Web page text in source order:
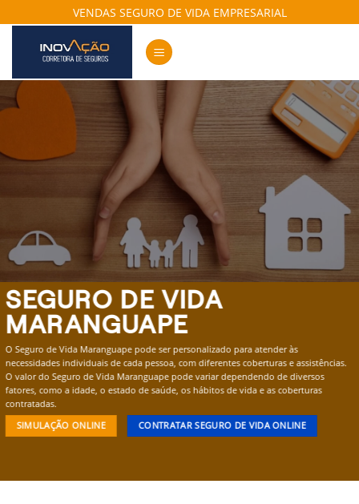
to
content
VENDAS SEGURO DE VIDA EMPRESARIAL
SEGURO DE VIDA
MARANGUAPE
O Seguro de Vida Maranguape pode ser personalizado para atender às
necessidades individuais de cada pessoa, com diferentes coberturas e assistências.
O valor do Seguro de Vida Maranguape pode variar dependendo de diversos
fatores, como a idade, o estado de saúde, os hábitos de vida e as coberturas
contratadas.
SIMULAÇÃO ONLINE CONTRATAR SEGURO DE VIDA ONLINE